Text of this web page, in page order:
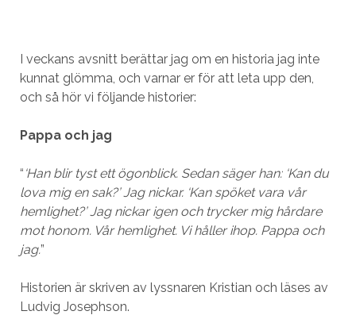
I veckans avsnitt berättar jag om en historia jag inte
kunnat glömma, och varnar er för att leta upp den,
och så hör vi följande historier:
Pappa och jag
“ ‘Han blir tyst ett ögonblick. Sedan säger han: ‘Kan du
lova mig en sak?’ Jag nickar. ‘Kan spöket vara vår
hemlighet?’ Jag nickar igen och trycker mig hårdare
mot honom. Vår hemlighet. Vi håller ihop. Pappa och
jag.”
Historien är skriven av lyssnaren Kristian och läses av
Ludvig Josephson.